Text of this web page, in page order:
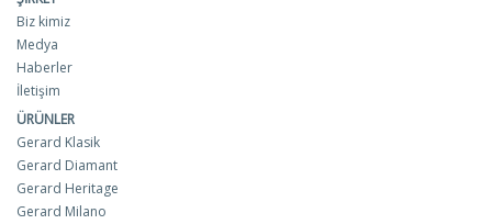
Biz kimiz
Medya
Haberler
İletişim
ÜRÜNLER
Gerard Klasik
Gerard Diamant
Gerard Heritage
Gerard Milano